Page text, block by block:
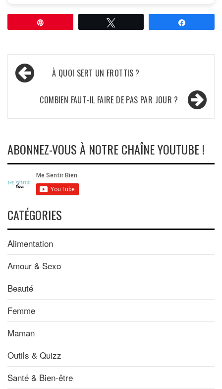
Navigation
de
l’article
À QUOI SERT UN FROTTIS ?
COMBIEN FAUT-IL FAIRE DE PAS PAR JOUR ?
ABONNEZ-VOUS À NOTRE CHAÎNE YOUTUBE !
CATÉGORIES
Alimentation
Amour & Sexo
Beauté
Femme
Maman
Outils & Quizz
Santé & Bien-être